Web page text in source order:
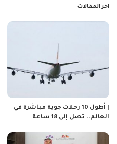
اخر المقالات
| أطول 10 رحلات جوية مباشرة في
العالم.. تصل إلى 18 ساعة